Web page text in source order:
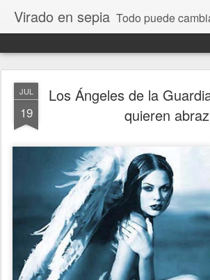
Virado en sepia Todo puede cambiar de color, depende de nosotros y de nuestra capacidad para aprender a mirar. Hablamos de sociedad, economía,
JUL
19
Los Ángeles de la
quieren